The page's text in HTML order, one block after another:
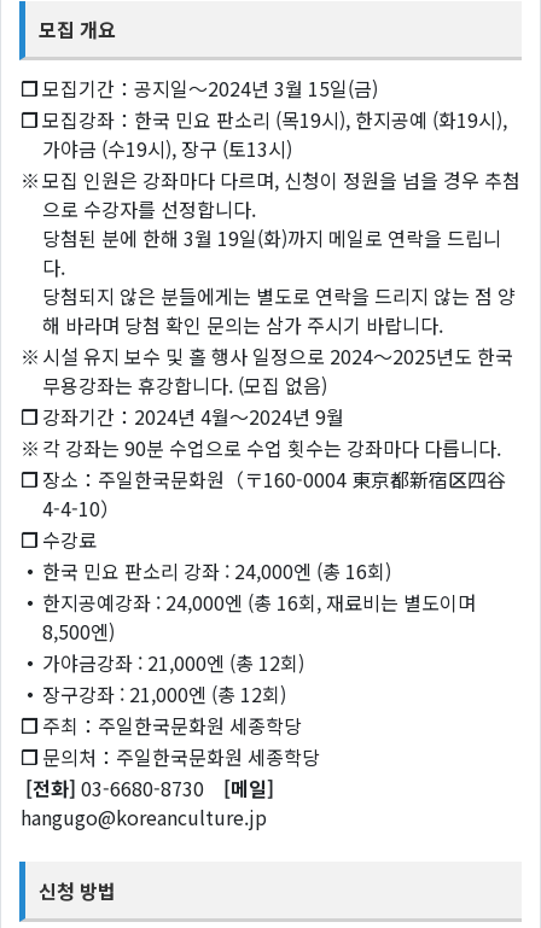
모집 개요
❐모집기간：공지일～2024년 3월 15일(금)
❐모집강좌：한국 민요 판소리 (목19시), 한지공예 (화19시),
가야금 (수19시), 장구 (토13시)
※모집 인원은 강좌마다 다르며, 신청이 정원을 넘을 경우 추첨
으로 수강자를 선정합니다.
당첨된 분에 한해 3월 19일(화)까지 메일로 연락을 드립니
다.
당첨되지 않은 분들에게는 별도로 연락을 드리지 않는 점 양
해 바라며 당첨 확인 문의는 삼가 주시기 바랍니다.
※ 시설 유지 보수 및 홀 행사 일정으로 2024～2025년도 한국
무용강좌는 휴강합니다. (모집 없음)
❐ 강좌기간：2024년 4월～2024년 9월
※ 각 강좌는 90분 수업으로 수업 횟수는 강좌마다 다릅니다.
❐ 장소：주일한국문화원（〒160-0004 東京都新宿区四谷
4-4-10）
❐ 수강료
・ 한국 민요 판소리 강좌 : 24,000엔 (총 16회)
・ 한지공예강좌 : 24,000엔 (총 16회, 재료비는 별도이며
8,500엔)
・ 가야금강좌 : 21,000엔 (총 12회)
・ 장구강좌 : 21,000엔 (총 12회)
❐ 주최：주일한국문화원 세종학당
❐ 문의처：주일한국문화원 세종학당
[전화] 03-6680-8730 [메일]
hangugo@koreanculture.jp
신청 방법